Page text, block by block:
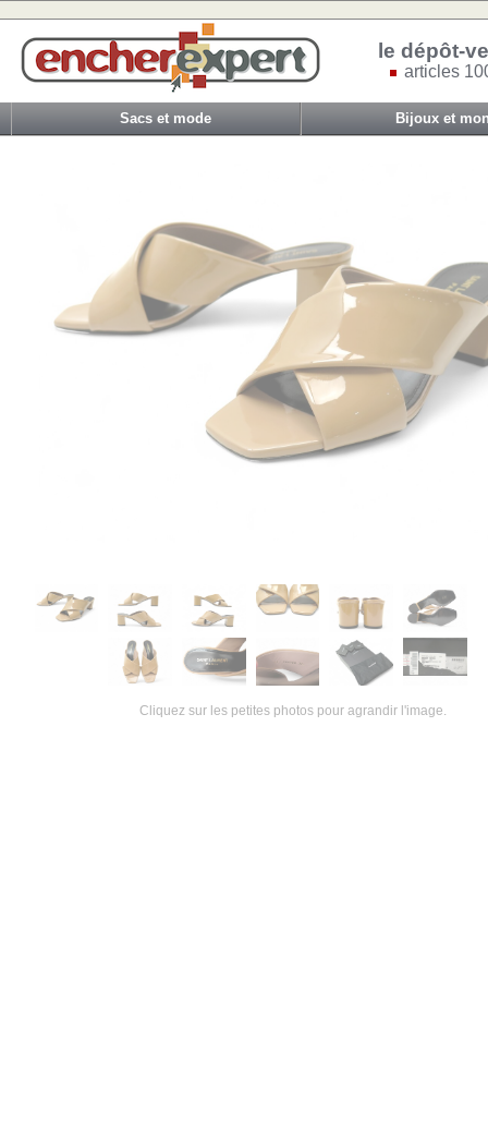
le dépôt-
articles
Sacs et mode Bijoux et
Cliquez sur les petites photos pour agrandir l'image.